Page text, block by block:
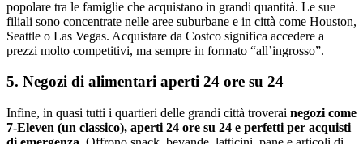
popolare tra le famiglie che acquistano in grandi quantità. Le sue
filiali sono concentrate nelle aree suburbane e in città come Houston,
Seattle o Las Vegas. Acquistare da Costco significa accedere a
prezzi molto competitivi, ma sempre in formato “all’ingrosso”.
5. Negozi di alimentari aperti 24 ore su 24
Infine, in quasi tutti i quartieri delle grandi città troverai negozi come
7-Eleven (un classico), aperti 24 ore su 24 e perfetti per acquisti